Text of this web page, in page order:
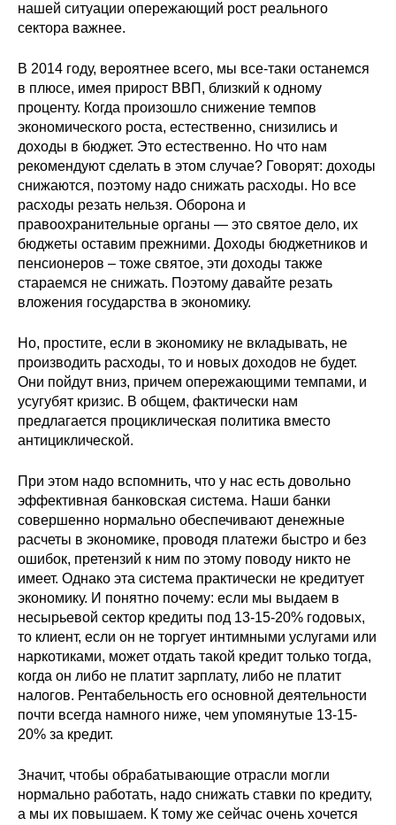
нашей ситуации опережающий рост реального
сектора важнее.
В 2014 году, вероятнее всего, мы все-таки останемся
в плюсе, имея прирост ВВП, близкий к одному
проценту. Когда произошло снижение темпов
экономического роста, естественно, снизились и
доходы в бюджет. Это естественно. Но что нам
рекомендуют сделать в этом случае? Говорят: доходы
снижаются, поэтому надо снижать расходы. Но все
расходы резать нельзя. Оборона и
правоохранительные органы — это святое дело, их
бюджеты оставим прежними. Доходы бюджетников и
пенсионеров – тоже святое, эти доходы также
стараемся не снижать. Поэтому давайте резать
вложения государства в экономику.
Но, простите, если в экономику не вкладывать, не
производить расходы, то и новых доходов не будет.
Они пойдут вниз, причем опережающими темпами, и
усугубят кризис. В общем, фактически нам
предлагается проциклическая политика вместо
антициклической.
При этом надо вспомнить, что у нас есть довольно
эффективная банковская система. Наши банки
совершенно нормально обеспечивают денежные
расчеты в экономике, проводя платежи быстро и без
ошибок, претензий к ним по этому поводу никто не
имеет. Однако эта система практически не кредитует
экономику. И понятно почему: если мы выдаем в
несырьевой сектор кредиты под 13-15-20% годовых,
то клиент, если он не торгует интимными услугами или
наркотиками, может отдать такой кредит только тогда,
когда он либо не платит зарплату, либо не платит
налогов. Рентабельность его основной деятельности
почти всегда намного ниже, чем упомянутые 13-15-
20% за кредит.
Значит, чтобы обрабатывающие отрасли могли
нормально работать, надо снижать ставки по кредиту,
а мы их повышаем. К тому же сейчас очень хочется